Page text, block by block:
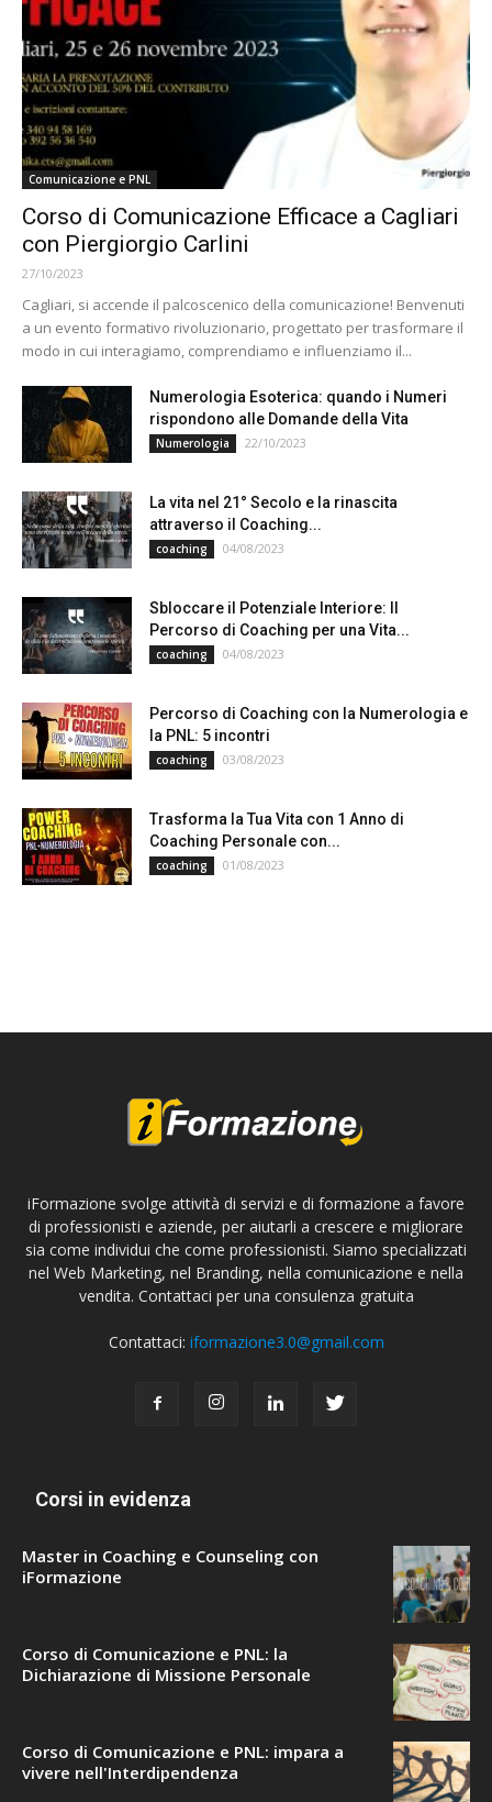
Comunicazione e PNL
Corso di Comunicazione Efficace a Cagliari
con Piergiorgio Carlini
27/10/2023
Cagliari, si accende il palcoscenico della comunicazione! Benvenuti
a un evento formativo rivoluzionario, progettato per trasformare il
modo in cui interagiamo, comprendiamo e influenziamo il...
Numerologia Esoterica: quando i Numeri
rispondono alle Domande della Vita
Numerologia 22/10/2023
La vita nel 21° Secolo e la rinascita
attraverso il Coaching...
coaching 04/08/2023
Sbloccare il Potenziale Interiore: Il
Percorso di Coaching per una Vita...
coaching 04/08/2023
Percorso di Coaching con la Numerologia e
la PNL: 5 incontri
coaching 03/08/2023
Trasforma la Tua Vita con 1 Anno di
Coaching Personale con...
coaching 01/08/2023
iFormazione svolge attività di servizi e di formazione a favore
di professionisti e aziende, per aiutarli a crescere e migliorare
sia come individui che come professionisti. Siamo specializzati
nel Web Marketing, nel Branding, nella comunicazione e nella
vendita. Contattaci per una consulenza gratuita
Contattaci: iformazione3.0@gmail.com
Corsi in evidenza
Master in Coaching e Counseling con
iFormazione
Corso di Comunicazione e PNL: la
Dichiarazione di Missione Personale
Corso di Comunicazione e PNL: impara a
vivere nell'Interdipendenza